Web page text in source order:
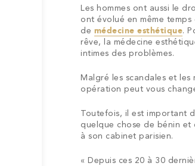
Les hommes ont aussi le
ont évolué en même
de médecine esthétique.
rêve, la médecine
intimes des problèmes.
Malgré les scandales et les
opération peut vous
Toutefois, il est important
quelque chose de bénin et
à son cabinet parisien.
« Depuis ces 20 à 30